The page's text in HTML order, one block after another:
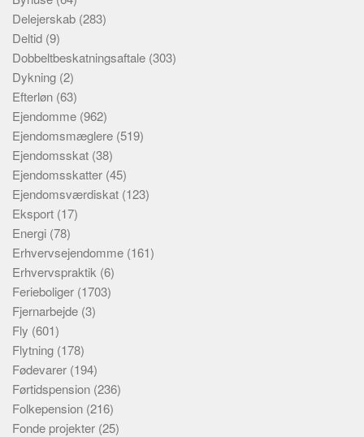
Delejerskab (283)
Deltid (9)
Dobbeltbeskatningsaftale (303)
Dykning (2)
Efterløn (63)
Ejendomme (962)
Ejendomsmæglere (519)
Ejendomsskat (38)
Ejendomsskatter (45)
Ejendomsværdiskat (123)
Eksport (17)
Energi (78)
Erhvervsejendomme (161)
Erhvervspraktik (6)
Ferieboliger (1703)
Fjernarbejde (3)
Fly (601)
Flytning (178)
Fødevarer (194)
Førtidspension (236)
Folkepension (216)
Fonde projekter (25)